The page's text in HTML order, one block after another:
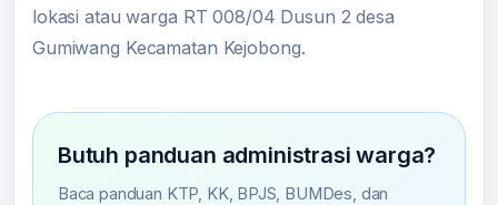
lokasi atau warga RT 008/04 Dusun 2 desa
Gumiwang Kecamatan Kejobong.
Butuh panduan administrasi warga?
Baca panduan KTP, KK, BPJS, BUMDes, dan